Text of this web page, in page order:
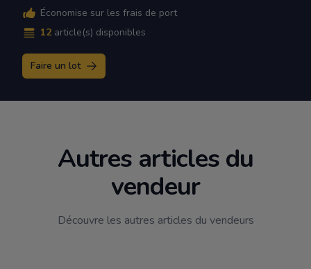
Économise sur les frais de port
12 article(s) disponibles
Faire un lot
Autres articles du
vendeur
Découvre les autres articles du vendeurs